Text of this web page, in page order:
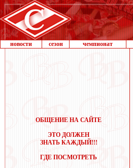
новости сезон чемпионат
ОБЩЕНИЕ НА САЙТЕ
ЭТО ДОЛЖЕН
ЗНАТЬ КАЖДЫЙ!!!
ГДЕ ПОСМОТРЕТЬ